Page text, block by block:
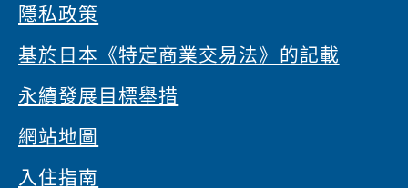
隱私政策
基於日本《特定商業交易法》的記載
永續發展目標舉措
網站地圖
入住指南